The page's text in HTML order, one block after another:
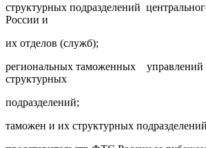
структурных подразделений
России и
их отделов (служб);
региональных таможенных
структурных
подразделений;
таможен и их структурных